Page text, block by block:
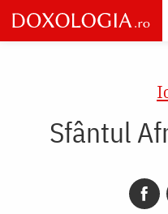
Skip
to
main
Sfântul